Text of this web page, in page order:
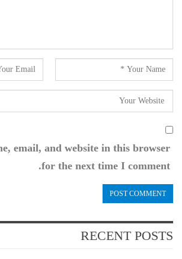
email, and website in this browser
for the next time I comment.
RECENT POSTS